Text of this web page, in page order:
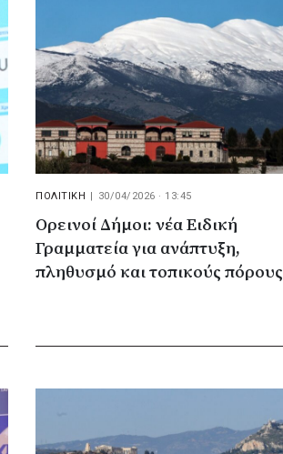
ΠΟΛΙΤΙΚΗ | 30/04/2026 · 13:45
Ορεινοί Δήμοι: νέα Ειδική
Γραμματεία για ανάπτυξη,
πληθυσμό και τοπικούς πόρους